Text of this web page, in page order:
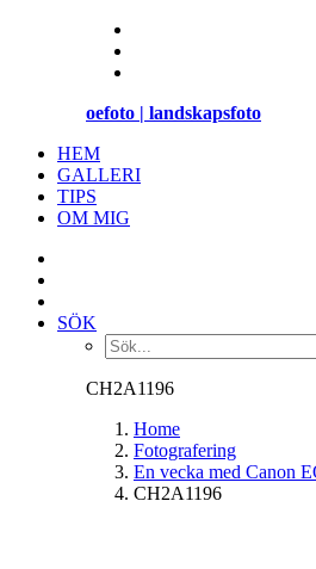
oefoto | landskapsfoto
HEM
GALLERI
TIPS
OM MIG
SÖK
CH2A1196
Home
Fotografering
En vecka med Canon
CH2A1196